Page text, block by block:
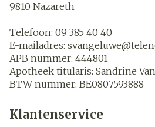
9810 Nazareth
Telefoon: 09 385 40 40
E-mailadres: svangeluwe@
APB nummer: 444801
Apotheek titularis: Sandrine
BTW nummer: BE0807593888
Klantenservice